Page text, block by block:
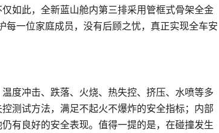
如此，全新蓝山舱内第三排采用管框式骨架全金
一位家庭成员，没有后顾之忧，真正实现全车安
度冲击、跌落、火烧、热失控、挤压、水喷等多
测试方法，满足不起火不爆炸的安全指标；内部
有良好的安全表现。值得一提的是，在碰撞发生